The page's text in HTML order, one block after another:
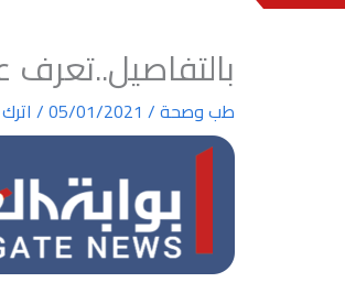
طب وصحة/
05/01/2021
/